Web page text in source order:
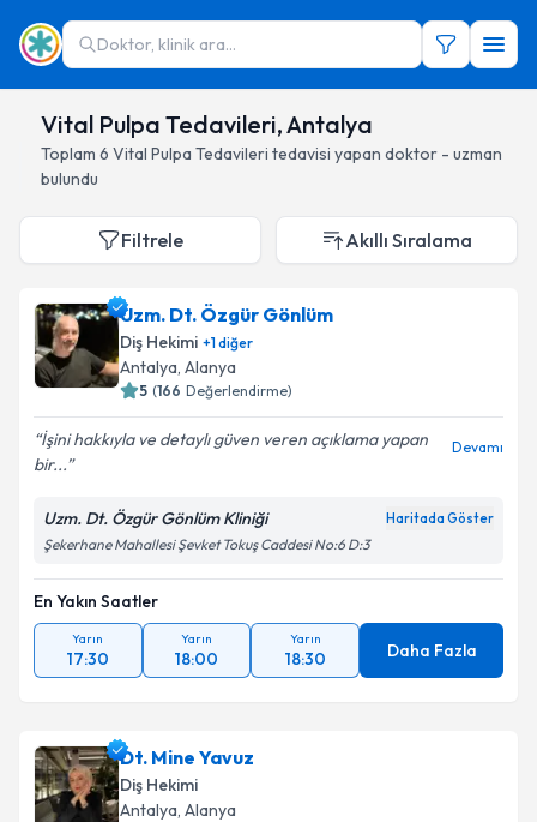
Doktor, klinik ara...
Vital Pulpa Tedavileri, Antalya
Toplam 6 Vital Pulpa Tedavileri tedavisi yapan doktor - uzman
bulundu
Filtrele Akıllı Sıralama
Uzm. Dt. Özgür Gönlüm
Diş Hekimi +1diğer
Antalya, Alanya
5 (166 Değerlendirme)
İşini hakkıyla ve detaylı güven veren açıklama yapan
bir...
Devamı
Uzm. Dt. Özgür Gönlüm Kliniği Haritada Göster
Şekerhane Mahallesi Şevket Tokuş Caddesi No:6 D:3
En Yakın Saatler
Yarın
17:30
Yarın
18:00
Yarın
18:30 Daha Fazla
Dt. Mine Yavuz
Diş Hekimi
Antalya, Alanya